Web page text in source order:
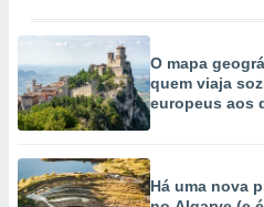
O mapa
quem viaja
europeus aos
Há uma nova